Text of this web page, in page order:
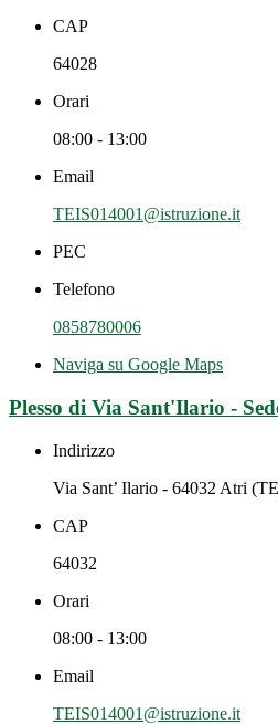
CAP
64028
Orari
08:00 - 13:00
Email
TEIS014001@istruzione.it
PEC
Telefono
0858780006
Naviga su Google Maps
Plesso di Via Sant'Ilario -
Indirizzo
Via Sant’ Ilario - 64032 Atri
CAP
64032
Orari
08:00 - 13:00
Email
TEIS014001@istruzione.it